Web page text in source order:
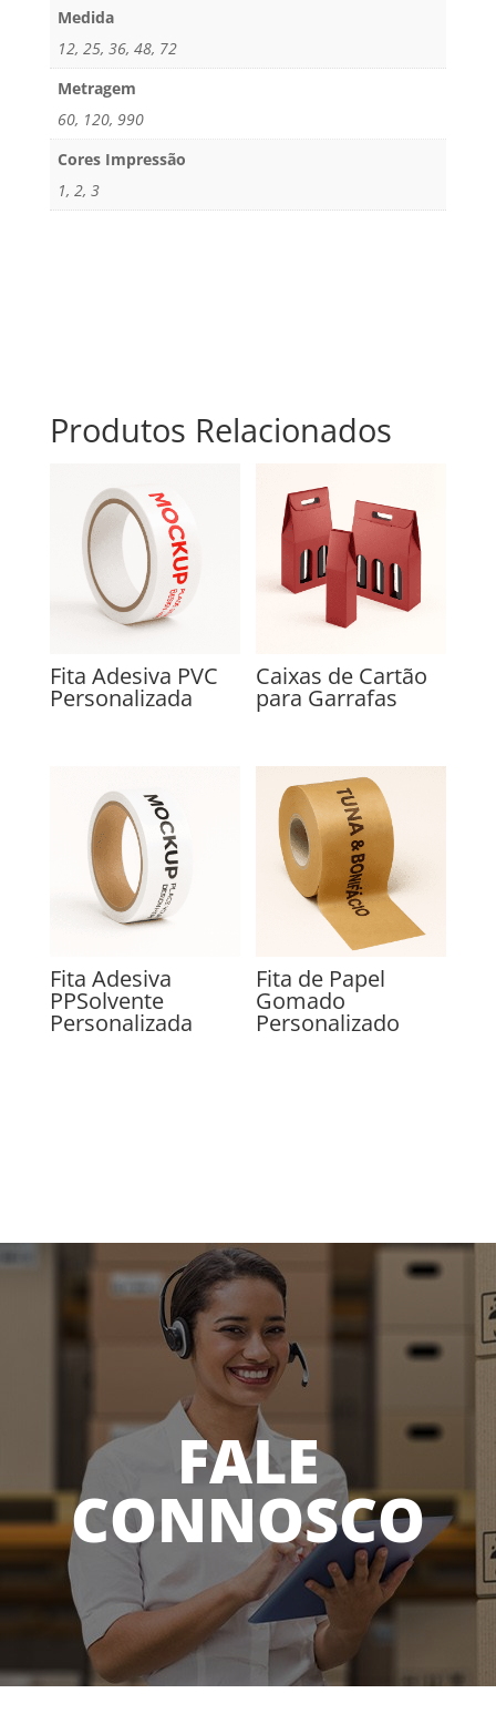
Medida
12, 25, 36, 48, 72
Metragem
60, 120, 990
Cores Impressão
1, 2, 3
Produtos Relacionados
Fita Adesiva PVC
Personalizada
Caixas de Cartão
para Garrafas
Fita Adesiva
PPSolvente
Personalizada
Fita de Papel
Gomado
Personalizado
FALE
CONNOSCO